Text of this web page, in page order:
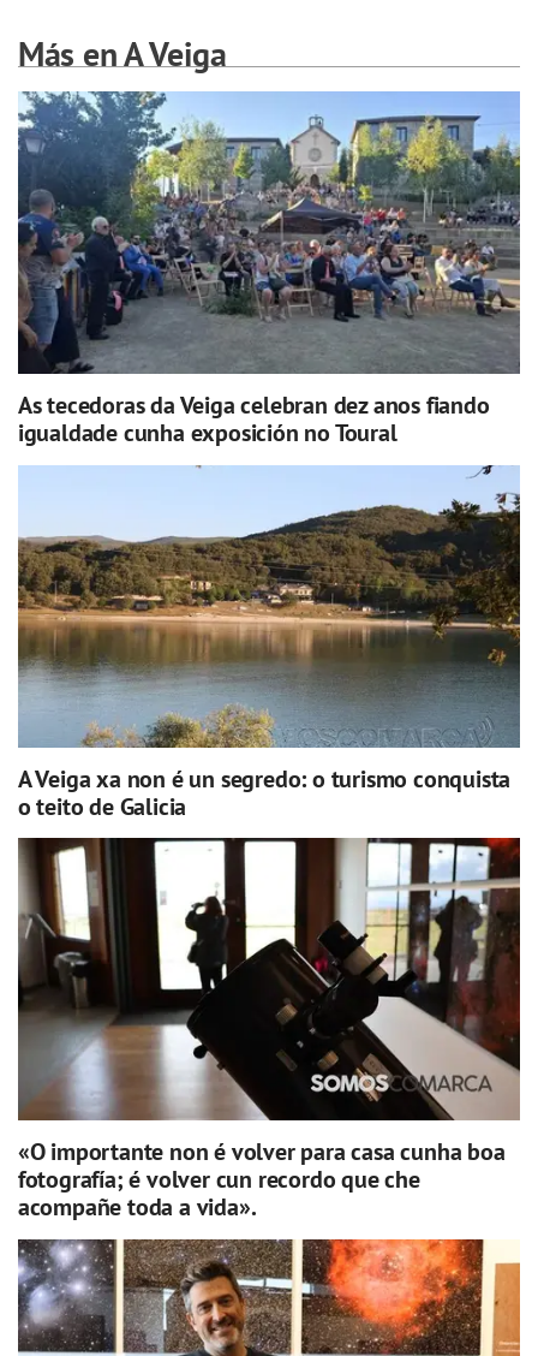
Más en A Veiga
As tecedoras da Veiga celebran dez anos fiando
igualdade cunha exposición no Toural
A Veiga xa non é un segredo: o turismo conquista
o teito de Galicia
«O importante non é volver para casa cunha boa
fotografía; é volver cun recordo que che
acompañe toda a vida».